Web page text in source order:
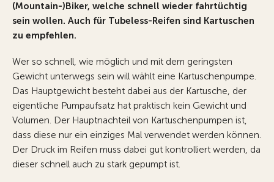
(Mountain-)Biker, welche schnell wieder fahrtüchtig
sein wollen. Auch für Tubeless-Reifen sind Kartuschen
zu empfehlen.
Wer so schnell, wie möglich und mit dem geringsten
Gewicht unterwegs sein will wählt eine Kartuschenpumpe.
Das Hauptgewicht besteht dabei aus der Kartusche, der
eigentliche Pumpaufsatz hat praktisch kein Gewicht und
Volumen. Der Hauptnachteil von Kartuschenpumpen ist,
dass diese nur ein einziges Mal verwendet werden können.
Der Druck im Reifen muss dabei gut kontrolliert werden, da
dieser schnell auch zu stark gepumpt ist.